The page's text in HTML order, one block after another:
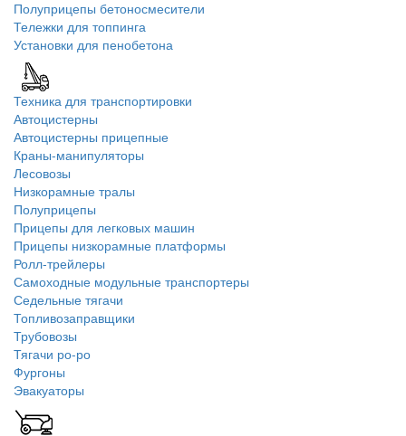
Полуприцепы бетоносмесители
Тележки для топпинга
Установки для пенобетона
Техника для транспортировки
Автоцистерны
Автоцистерны прицепные
Краны-манипуляторы
Лесовозы
Низкорамные тралы
Полуприцепы
Прицепы для легковых машин
Прицепы низкорамные платформы
Ролл-трейлеры
Самоходные модульные транспортеры
Седельные тягачи
Топливозаправщики
Трубовозы
Тягачи ро-ро
Фургоны
Эвакуаторы